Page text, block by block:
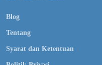
Blog
Tentang
Syarat dan Ketentuan